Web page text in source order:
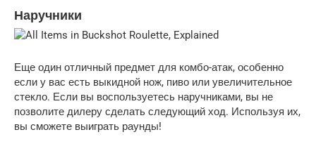
Наручники
Еще один отличный предмет для комбо-атак, особенно
если у вас есть выкидной нож, пиво или увеличительное
стекло. Если вы воспользуетесь наручниками, вы не
позволите дилеру сделать следующий ход. Используя их,
вы сможете выиграть раунды!